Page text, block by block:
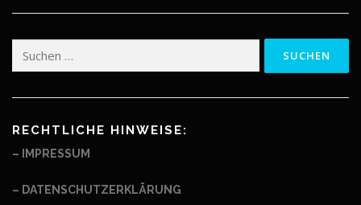
Suchen
RECHTLICHE HINWEISE:
– IMPRESSUM
– DATENSCHUTZERKLÄRUNG